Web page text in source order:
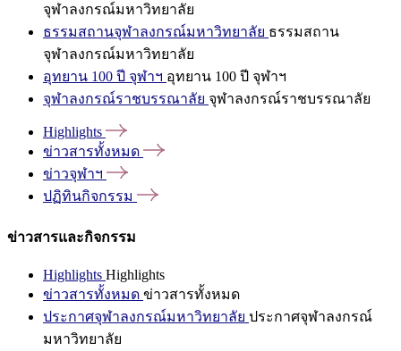
จุฬาลงกรณ์มหาวิทยาลัย
ธรรมสถานจุฬาลงกรณ์มหาวิทยาลัย ธรรมสถาน
จุฬาลงกรณ์มหาวิทยาลัย
อุทยาน 100 ปี จุฬาฯ อุทยาน 100 ปี จุฬาฯ
จุฬาลงกรณ์ราชบรรณาลัย จุฬาลงกรณ์ราชบรรณาลัย
Highlights
ข่าวสารทั้งหมด
ข่าวจุฬาฯ
ปฏิทินกิจกรรม
ข่าวสารและกิจกรรม
Highlights Highlights
ข่าวสารทั้งหมด ข่าวสารทั้งหมด
ประกาศจุฬาลงกรณ์มหาวิทยาลัย ประกาศจุฬาลงกรณ์
มหาวิทยาลัย